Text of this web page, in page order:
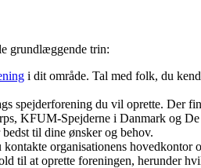
grundlæggende trin:
i dit område. Tal med folk, du
spejderforening du vil oprette. Der
KFUM-Spejderne i Danmark og
til dine ønsker og behov.
organisationens hovedkontor
til at oprette foreningen, herunder